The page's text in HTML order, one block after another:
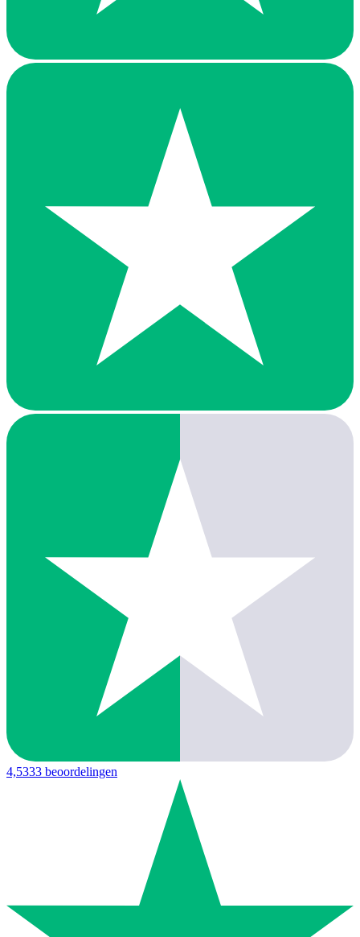
4,5333 beoordelingen